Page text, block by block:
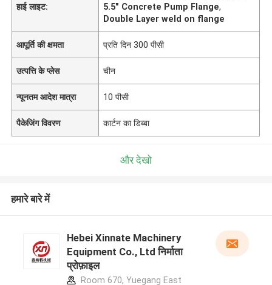
हाई लाइट:
5.5" Concrete Pump Flange,
Double Layer weld on flange
आपूर्ति की क्षमता प्रति दिन 300 पीसी
उत्पत्ति के प्लेस चीन
न्यूनतम आदेश मात्रा 10 पीसी
पैकेजिंग विवरण कार्टन का डिब्बा
और देखो
हमारे बारे में
Hebei Xinnate Machinery
Equipment Co., Ltd निर्माता
प्रोफ़ाइल
Room 670, Yuegang East